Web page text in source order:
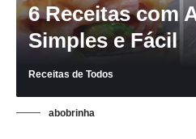
6 Receitas com
Simples e Fácil
Receitas de Todos
abobrinha